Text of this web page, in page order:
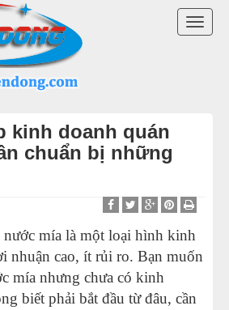
kinh doanh quán
chuẩn bị những
mía là một loại hình kinh
nhuận cao, ít rủi ro. Bạn muốn
mía nhưng chưa có kinh
biết phải bắt đầu từ đâu, cần
BÀN